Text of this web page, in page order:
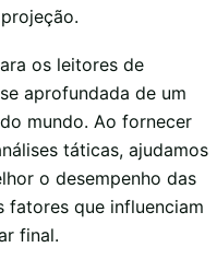
os leitores de
aprofundada de um
mundo. Ao fornecer
táticas, ajudamos
o desempenho das
fatores que influenciam
final.